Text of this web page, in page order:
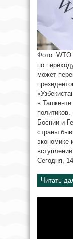
Фото:
по
может
в
политиков.
Боснии и
страны
экономике
Сегодня,
Читать